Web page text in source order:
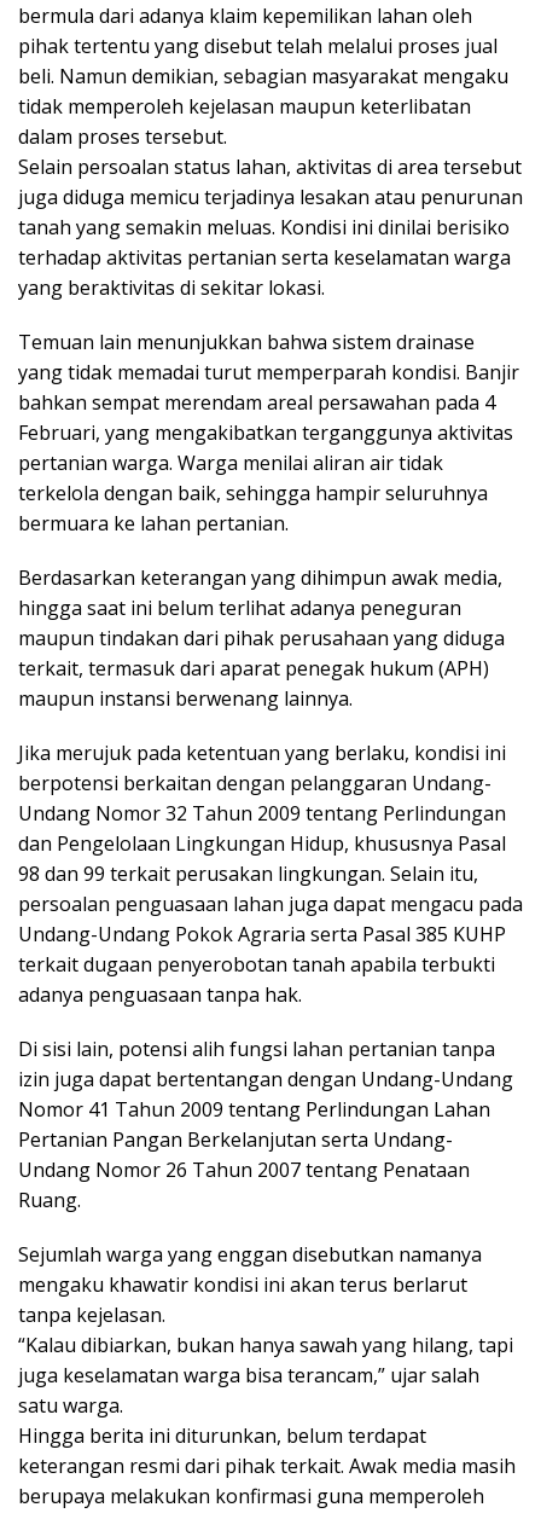
bermula dari adanya klaim kepemilikan lahan oleh
pihak tertentu yang disebut telah melalui proses jual
beli. Namun demikian, sebagian masyarakat mengaku
tidak memperoleh kejelasan maupun keterlibatan
dalam proses tersebut.
Selain persoalan status lahan, aktivitas di area tersebut
juga diduga memicu terjadinya lesakan atau penurunan
tanah yang semakin meluas. Kondisi ini dinilai berisiko
terhadap aktivitas pertanian serta keselamatan warga
yang beraktivitas di sekitar lokasi.
Temuan lain menunjukkan bahwa sistem drainase
yang tidak memadai turut memperparah kondisi. Banjir
bahkan sempat merendam areal persawahan pada 4
Februari, yang mengakibatkan terganggunya aktivitas
pertanian warga. Warga menilai aliran air tidak
terkelola dengan baik, sehingga hampir seluruhnya
bermuara ke lahan pertanian.
Berdasarkan keterangan yang dihimpun awak media,
hingga saat ini belum terlihat adanya peneguran
maupun tindakan dari pihak perusahaan yang diduga
terkait, termasuk dari aparat penegak hukum (APH)
maupun instansi berwenang lainnya.
Jika merujuk pada ketentuan yang berlaku, kondisi ini
berpotensi berkaitan dengan pelanggaran Undang-
Undang Nomor 32 Tahun 2009 tentang Perlindungan
dan Pengelolaan Lingkungan Hidup, khususnya Pasal
98 dan 99 terkait perusakan lingkungan. Selain itu,
persoalan penguasaan lahan juga dapat mengacu pada
Undang-Undang Pokok Agraria serta Pasal 385 KUHP
terkait dugaan penyerobotan tanah apabila terbukti
adanya penguasaan tanpa hak.
Di sisi lain, potensi alih fungsi lahan pertanian tanpa
izin juga dapat bertentangan dengan Undang-Undang
Nomor 41 Tahun 2009 tentang Perlindungan Lahan
Pertanian Pangan Berkelanjutan serta Undang-
Undang Nomor 26 Tahun 2007 tentang Penataan
Ruang.
Sejumlah warga yang enggan disebutkan namanya
mengaku khawatir kondisi ini akan terus berlarut
tanpa kejelasan.
“Kalau dibiarkan, bukan hanya sawah yang hilang, tapi
juga keselamatan warga bisa terancam,” ujar salah
satu warga.
Hingga berita ini diturunkan, belum terdapat
keterangan resmi dari pihak terkait. Awak media masih
berupaya melakukan konfirmasi guna memperoleh